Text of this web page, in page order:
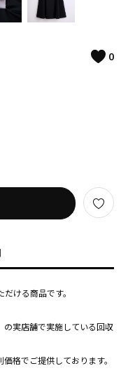
0
ける商品です。
の実店舗で実施している回収
格でご提供しております。